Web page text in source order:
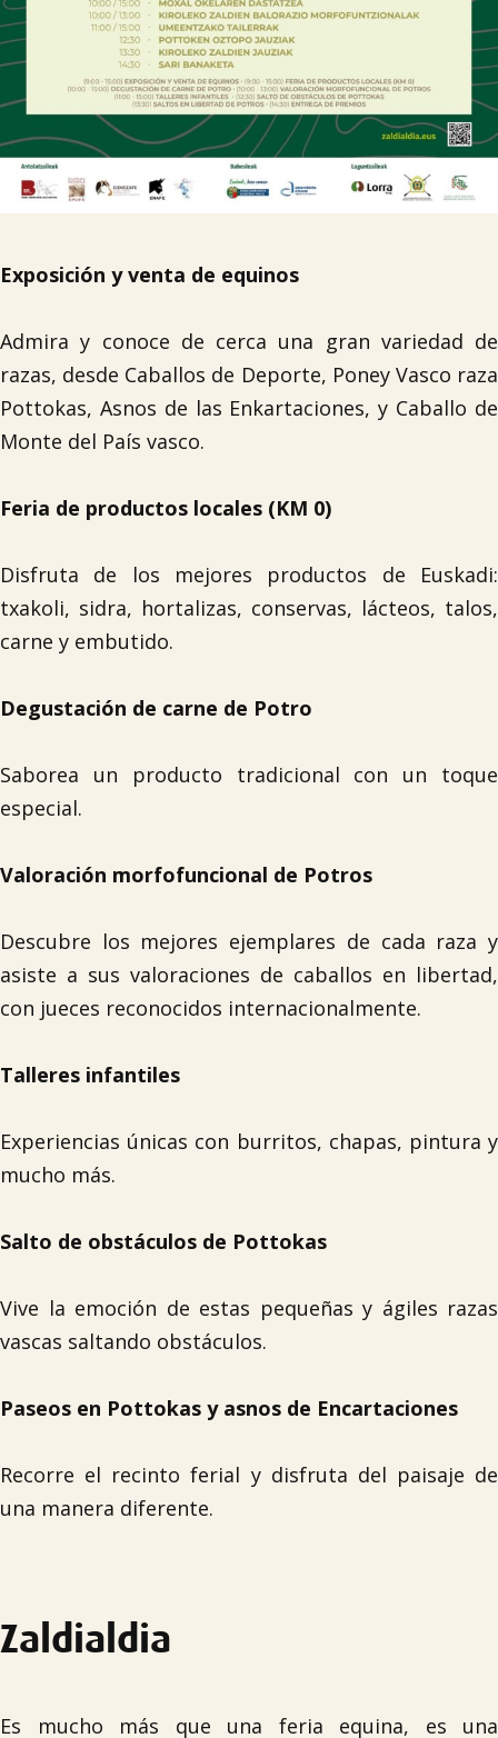
Exposición y venta de equinos
Admira y conoce de cerca una gran variedad de
razas, desde Caballos de Deporte, Poney Vasco raza
Pottokas, Asnos de las Enkartaciones, y Caballo de
Monte del País vasco.
Feria de productos locales (KM 0)
Disfruta de los mejores productos de Euskadi:
txakoli, sidra, hortalizas, conservas, lácteos, talos,
carne y embutido.
Degustación de carne de Potro
Saborea un producto tradicional con un toque
especial.
Valoración morfofuncional de Potros
Descubre los mejores ejemplares de cada raza y
asiste a sus valoraciones de caballos en libertad,
con jueces reconocidos internacionalmente.
Talleres infantiles
Experiencias únicas con burritos, chapas, pintura y
mucho más.
Salto de obstáculos de Pottokas
Vive la emoción de estas pequeñas y ágiles razas
vascas saltando obstáculos.
Paseos en Pottokas y asnos de Encartaciones
Recorre el recinto ferial y disfruta del paisaje de
una manera diferente.
Zaldialdia
Es mucho más que una feria equina, es una